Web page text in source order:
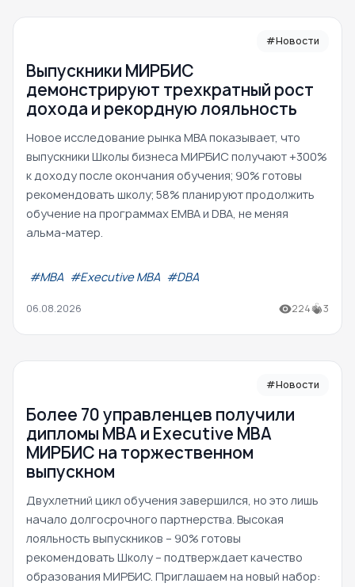
#Новости
Выпускники МИРБИС
демонстрируют трехкратный рост
дохода и рекордную лояльность
Новое исследование рынка MBA показывает, что
выпускники Школы бизнеса МИРБИС получают +300%
к доходу после окончания обучения; 90% готовы
рекомендовать школу; 58% планируют продолжить
обучение на программах EMBA и DBA, не меняя
альма-матер.
#МВА #Executive MBA #DBA
06.08.2026 224 3
#Новости
Более 70 управленцев получили
дипломы MBA и Executive MBA
МИРБИС на торжественном
выпускном
Двухлетний цикл обучения завершился, но это лишь
начало долгосрочного партнерства. Высокая
лояльность выпускников – 90% готовы
рекомендовать Школу – подтверждает качество
образования МИРБИС. Приглашаем на новый набор: